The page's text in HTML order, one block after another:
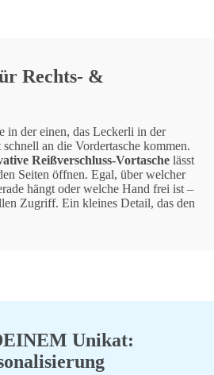
Rechts- &
in der einen, das Leckerli in der
an die Vordertasche kommen.
Reißverschluss-Vortasche lässt
Seiten öffnen. Egal, über welcher
hängt oder welche Hand frei ist –
Zugriff. Ein kleines Detail, das den
Unikat: